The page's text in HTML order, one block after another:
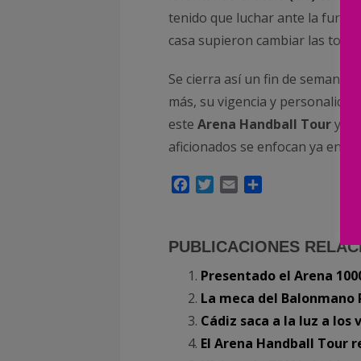
tenido que luchar ante la furia
casa supieron cambiar las
Se cierra así un fin de semana
más, su vigencia y
esteArena Handball Toury
aficionados se enfocan ya en
FacebookTwitter
Email
PUBLICACIONES
Presentado el Arena
La meca del
Cádiz saca a la luz a
El Arena Handball Tour